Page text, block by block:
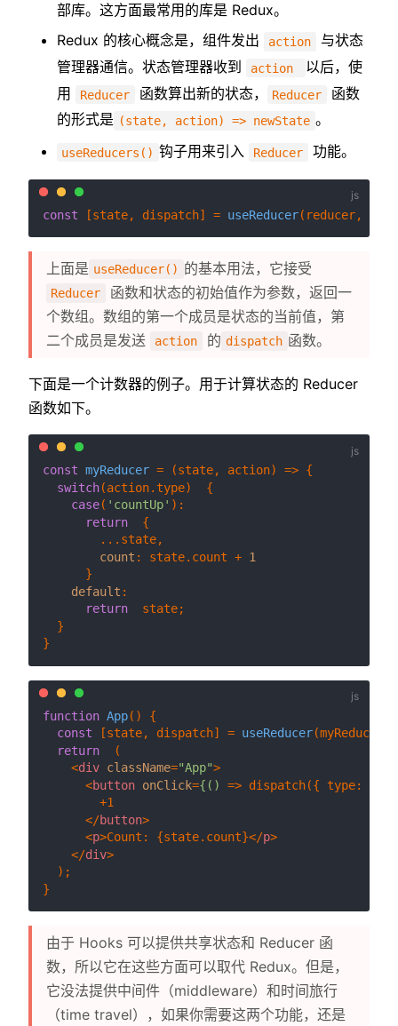
部库。这方面最常用的库是 Redux。
Redux 的核心概念是，组件发出
action
与状态
管理器通信。状态管理器收到
action
以后，使
用
Reducer 函数算出新的状态， Reducer
函数
的形式是 (state, action) => newState 。
useReducers() 钩子用来引入 Reducer 功能。
const [state, dispatch] = useReducer
上面是 useReducer() 的基本用法，它接受
Reducer
函数和状态的初始值作为参数，返回一
个数组。数组的第一个成员是状态的当前值，第
二个成员是发送
action 的 dispatch 函数。
下面是一个计数器的例子。用于计算状态的 Reducer
函数如下。
const myReducer = (state, action) => {
switch(action. type)  {
case( 'countUp' ):
return
  {
        ...state,
count : state. count + 1
      }
default :
return
  state;
  }
function App( ) {
const [state, dispatch] = useReducer
return
  (
<div className="App">
<button onClick={() => dispatch({ type:
        +1
</button>
<p>Count: {state.count}</p>
</div>
  );
由于 Hooks 可以提供共享状态和 Reducer 函
数，所以它在这些方面可以取代 Redux。但是，
它没法提供中间件（middleware）和时间旅行
（time travel），如果你需要这两个功能，还是